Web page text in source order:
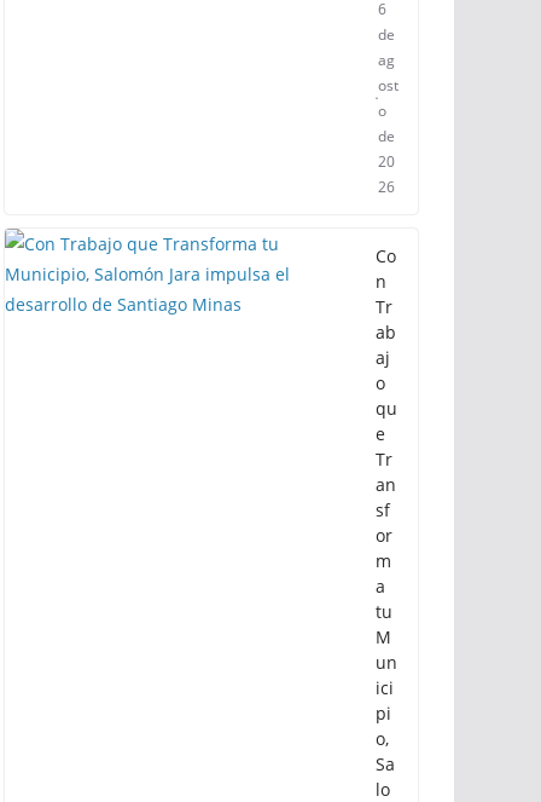
6
de
ag
ost
o
de
20
26
Co
n
Tr
ab
aj
o
qu
e
Tr
an
sf
or
m
a
tu
M
un
ici
pi
o,
Sa
lo